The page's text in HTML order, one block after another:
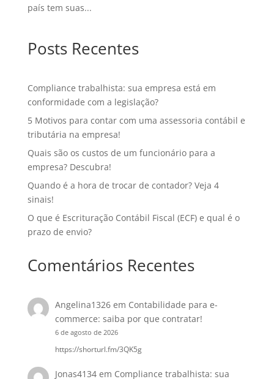
país tem suas...
Posts Recentes
Compliance trabalhista: sua empresa está em
conformidade com a legislação?
5 Motivos para contar com uma assessoria contábil e
tributária na empresa!
Quais são os custos de um funcionário para a
empresa? Descubra!
Quando é a hora de trocar de contador? Veja 4
sinais!
O que é Escrituração Contábil Fiscal (ECF) e qual é o
prazo de envio?
Comentários Recentes
Angelina1326 em Contabilidade para e-
commerce: saiba por que contratar!
6 de agosto de 2026
https://shorturl.fm/3QK5g
Jonas4134 em Compliance trabalhista: sua